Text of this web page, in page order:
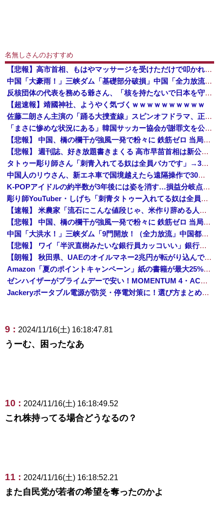
名無しさんのおすすめ
【悲報】高市首相、もはやマッサージを受けただけで叩かれてしまう
中国「大豪雨！」三峡ダム「基礎部分破損」中国「全力放流！」台風13号「中国上陸予測」台風15号「中国接近（画像」中国「台風同時上陸！（穀物生産が壊滅危機」→
反核団体の代表を務める爺さん、「核を持たないで日本を守れますか」と中学生に詰問された結果……
【超速報】靖國神社、ようやく気づくｗｗｗｗｗｗｗｗｗｗ
佐藤二朗さん主演の「踊る大捜査線」スピンオフドラマ、正式に中止との報道
「まさに惨めな状況にある」韓国サッカー協会が謝罪文を公表 [8/8]
【悲報】 中国、橋の欄干が強風一発で粉々に 鉄筋ゼロ 当局「接着剤でくっつけただけ」「正常で、品質問題はない」
【悲報】 週刊誌、好き放題書きまくる 高市早苗首相は新公用車の贅を尽くした後部座席でたばこを吸うのが至福の時間「どんどん延びる乗車時間」
タトゥー彫り師さん「刺青入れてる奴は全員バカです」→30万再生ｗｗｗｗｗｗ
中国人のリウさん、新エネ車で国境越えたら遠隔操作で30時間ロックされる！
K-POPアイドルの約半数が3年後には姿を消す…損益分岐点突破は4％未満
彫り師YouTuber・しげち「刺青タトゥー入れてる奴は全員バカです」「すごい民度低い」「5000円好きなんすよ、バカって」
【速報】 米農家「流石にこんな値段じゃ、米作り辞める人、出るんじゃないかなあ？？」
【悲報】 中国、橋の欄干が強風一発で粉々に 鉄筋ゼロ 当局「接着剤でくっつけただけ」「正常で、品質問題はない」
中国「大洪水！」三峡ダム「9門開放！（全力放流」中国都市「三峡沿線の道路水没」中国政府「高速道路封鎖！」中国ダム「緊急放流に合わせて開門（土砂崩れ発生」→
【悲報】 ワイ「半沢直樹みたいな銀行員カッコいい」銀行員の友人「あんな奴居ねえよ」
【朗報】 秋田県、UAEのオイルマネー2兆円が転がり込んでガチで東北最強になるぞｗｗｗｗｗｗｗ
Amazon「夏のポイントキャンペーン」紙の書籍が最大25%ポイント還元 対象と条件を整理（2026年7月）
ゼンハイザーがプライムデーで安い！MOMENTUM 4・ACCENTUMなど対象モデルまとめ！
Jackeryポータブル電源が防災・停電対策に！選び方まとめ【プライムデー最終日】
9 : 2024/11/16(土) 16:18:47.81
うーむ、困ったなあ
10 : 2024/11/16(土) 16:18:49.52
これ株持ってる場合どうなるの？
11 : 2024/11/16(土) 16:18:52.21
また自民党が若者の希望を奪ったのかよ